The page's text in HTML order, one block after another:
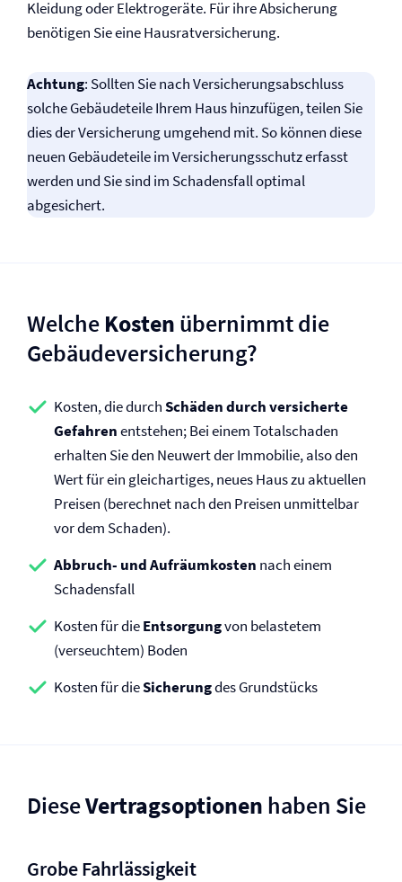
Kleidung oder Elektrogeräte. Für ihre Absicherung
benötigen Sie eine Hausrat­versicherung.
Achtung: Sollten Sie nach Versicherungsabschluss
solche Gebäudeteile Ihrem Haus hinzufügen, teilen Sie
dies der Versicherung umgehend mit. So können diese
neuen Gebäudeteile im Versicherungsschutz erfasst
werden und Sie sind im Schadensfall optimal
abgesichert.
Welche Kosten übernimmt die
Gebäude­versicherung?
Kosten, die durchSchäden durch versicherte
Gefahrenentstehen; Bei einem Totalschaden
erhalten Sie den Neuwert der Immobilie, also den
Wert für ein gleichartiges, neues Haus zu aktuellen
Preisen (berechnet nach den Preisen unmittelbar
vor dem Schaden).
Abbruch- und Aufräumkosten nach einem
Schadensfall
Kosten für dieEntsorgungvon belastetem
(verseuchtem) Boden
Kosten für dieSicherungdes Grundstücks
DieseVertragsoptionen haben Sie
Grobe Fahrlässigkeit